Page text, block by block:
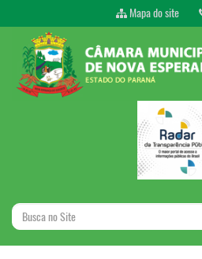
Mapa do site